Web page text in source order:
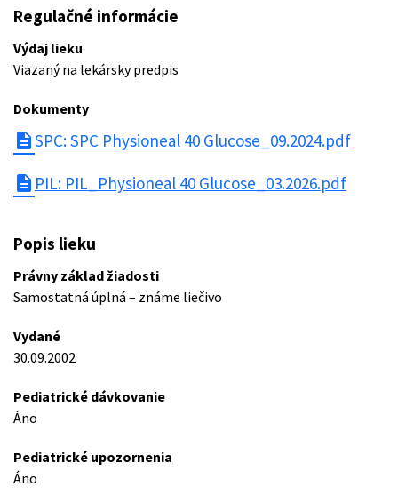
Regulačné informácie
Výdaj lieku
Viazaný na lekársky predpis
Dokumenty
descriptionSPC: SPC Physioneal 40 Glucose_09.2024.pdf
description PIL: PIL_Physioneal 40 Glucose_03.2026.pdf
Popis lieku
Právny základ žiadosti
Samostatná úplná – známe liečivo
Vydané
30.09.2002
Pediatrické dávkovanie
Áno
Pediatrické upozornenia
Áno